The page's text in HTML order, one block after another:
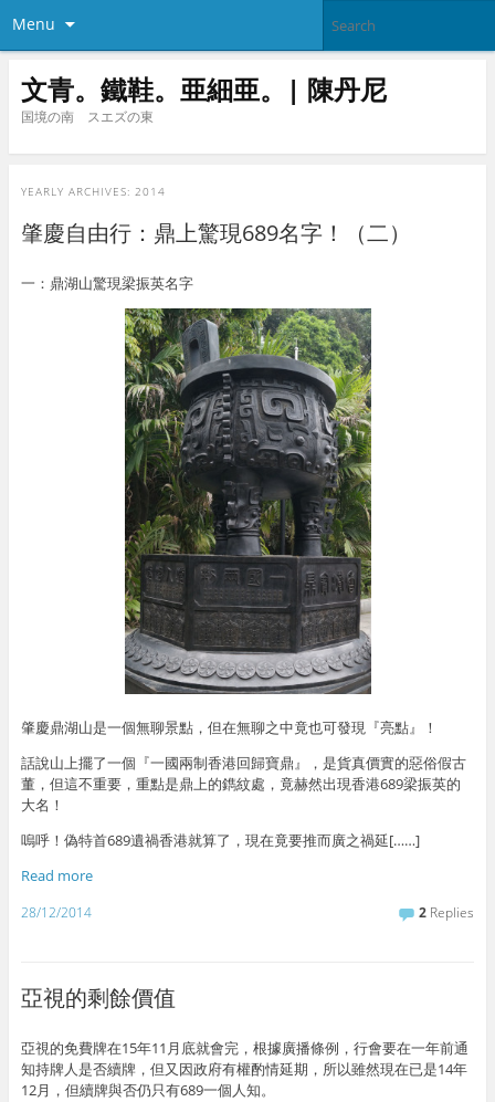
Menu
文青。鐵鞋。亜細亜。| 陳丹尼
国境の南 スエズの東
YEARLY ARCHIVES: 2014
肇慶自由行：鼎上驚現689名字！（二）
一：鼎湖山驚現梁振英名字
肇慶鼎湖山是一個無聊景點，但在無聊之中竟也可發現『亮點』！
話說山上擺了一個『一國兩制香港回歸寶鼎』，是貨真價實的惡俗假古
董，但這不重要，重點是鼎上的鐫紋處，竟赫然出現香港689梁振英的
大名！
嗚呼！偽特首689遺禍香港就算了，現在竟要推而廣之禍延[……]
Read more
28/12/2014 2 Replies
亞視的剩餘價值
亞視的免費牌在15年11月底就會完，根據廣播條例，行會要在一年前通
知持牌人是否續牌，但又因政府有權酌情延期，所以雖然現在已是14年
12月，但續牌與否仍只有689一個人知。